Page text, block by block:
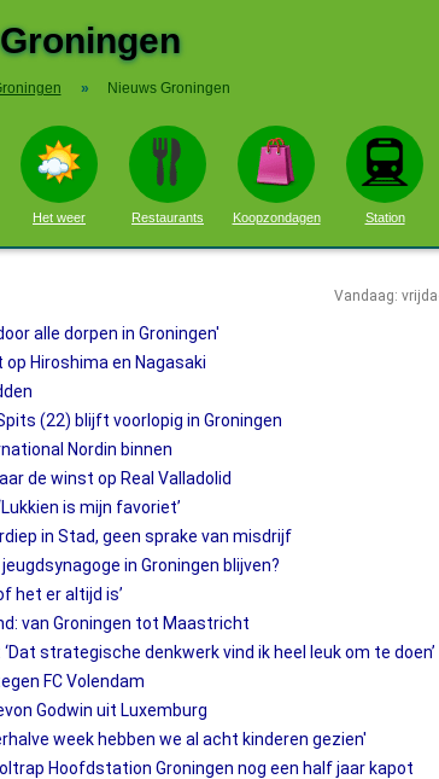
» Nieuws Groningen
Het weer Restaurants Koopzondagen Station
Vandaag:
alle dorpen in Groningen'
Hiroshima en Nagasaki
(22) blijft voorlopig in Groningen
Nordin binnen
de winst op Real Valladolid
is mijn favoriet’
in Stad, geen sprake van misdrijf
in Groningen blijven?
het er altijd is’
van Groningen tot Maastricht
strategische denkwerk vind ik heel leuk om te doen’
FC Volendam
Godwin uit Luxemburg
week hebben we al acht kinderen gezien'
Hoofdstation Groningen nog een half jaar kapot